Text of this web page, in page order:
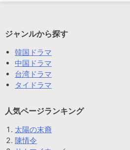
ジャンルから探す
韓国ドラマ
中国ドラマ
台湾ドラマ
タイドラマ
人気ページランキング
太陽の末裔
陳情令